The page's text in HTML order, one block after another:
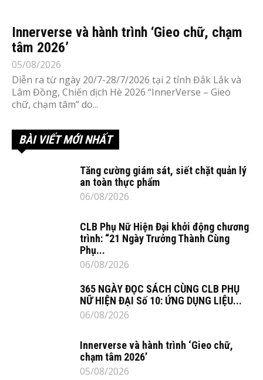
Innerverse và hành trình ‘Gieo chữ, chạm
tâm 2026’
05/08/2026
Diễn ra từ ngày 20/7-28/7/2026 tại 2 tỉnh Đắk Lắk và
Lâm Đồng, Chiến dịch Hè 2026 “InnerVerse – Gieo
chữ, chạm tâm” do...
BÀI VIẾT MỚI NHẤT
Tăng cường giám sát, siết chặt quản lý
an toàn thực phẩm
06/08/2026
CLB Phụ Nữ Hiện Đại khởi động chương
trình: “21 Ngày Trưởng Thành Cùng
Phụ...
06/08/2026
365 NGÀY ĐỌC SÁCH CÙNG CLB PHỤ
NỮ HIỆN ĐẠI Số 10: ỨNG DỤNG LIỆU...
06/08/2026
Innerverse và hành trình ‘Gieo chữ,
chạm tâm 2026’
05/08/2026